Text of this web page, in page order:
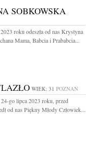
SOBKOWSKA
roku odeszła od nas Krystyna
Mama, Babcia i Prababcia...
WIEK: 31 POZNAŃ
go lipca 2023 roku, przed
od nas Piękny Młody Człowiek...